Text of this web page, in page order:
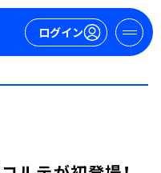
ログイン